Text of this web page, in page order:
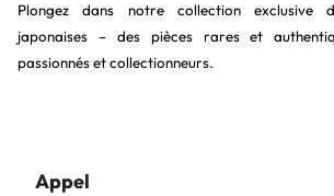
Plongez dans notre collection exclusive
japonaises – des pièces rares et
passionnés et collectionneurs.
Appel